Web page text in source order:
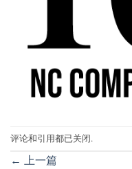
评论和引用都已关闭.
← 上一篇